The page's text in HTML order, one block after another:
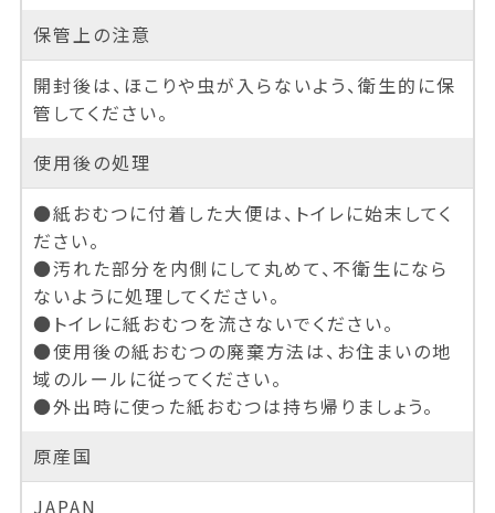
保管上の注意
開封後は、ほこりや虫が入らないよう、衛生的に保
管してください。
使用後の処理
●紙おむつに付着した大便は、トイレに始末してく
ださい。
●汚れた部分を内側にして丸めて、不衛生になら
ないように処理してください。
●トイレに紙おむつを流さないでください。
●使用後の紙おむつの廃棄方法は、お住まいの地
域のルールに従ってください。
●外出時に使った紙おむつは持ち帰りましょう。
原産国
JAPAN